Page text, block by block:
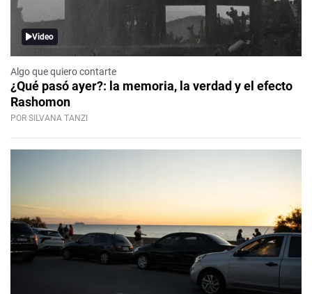
Video
Algo que quiero contarte
¿Qué pasó ayer?: la memoria, la verdad y el efecto
Rashomon
POR SILVANA TANZI